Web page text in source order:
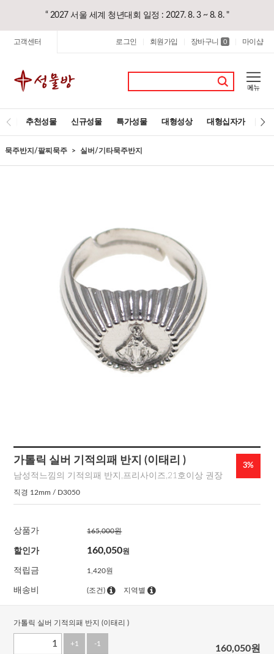
“ 2027 서울 세계 청년대회 일정 : 2027. 8. 3 ~ 8. 8. "
고객센터 로그인 회원가입 장바구니 0 마이샵
추천성물 신규성물 특가성물 대형성상 대형십자가 레
묵주반지/팔찌묵주 실버/기타묵주반지
가톨릭 실버 기적의패 반지 (이태리 )
남성적느낌의 기적의패 반지,프리사이즈,21호이상 권장
직경 12mm / D3050
3%
상품가 165,000원
할인가 160,050원
적립금 1,420원
배송비 (조건) 지역별
가톨릭 실버 기적의패 반지 (이태리 )
+1 -1 160,050원